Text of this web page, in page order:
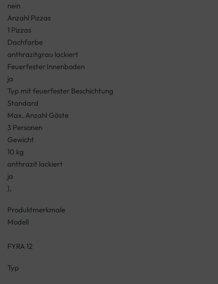
nein
Anzahl Pizzas
1 Pizzas
Dachfarbe
anthrazitgrau lackiert
Feuerfester Innenboden
ja
Typ mit feuerfester Beschichtung
Standard
Max. Anzahl Gäste
3 Personen
Gewicht
10 kg
anthrazit lackiert
ja
},
Produktmerkmale
Modell
FYRA 12
Typ